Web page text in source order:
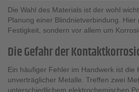
Die Wahl des Materials ist der wohl
Planung einer Blindnietverbindung. Hier
Festigkeit, sondern vor allem um
Die Gefahr der
Ein häufiger Fehler im Handwerk ist die
unverträglicher Metalle. Treffen zwei
unterschiedlichem elektrochemischen